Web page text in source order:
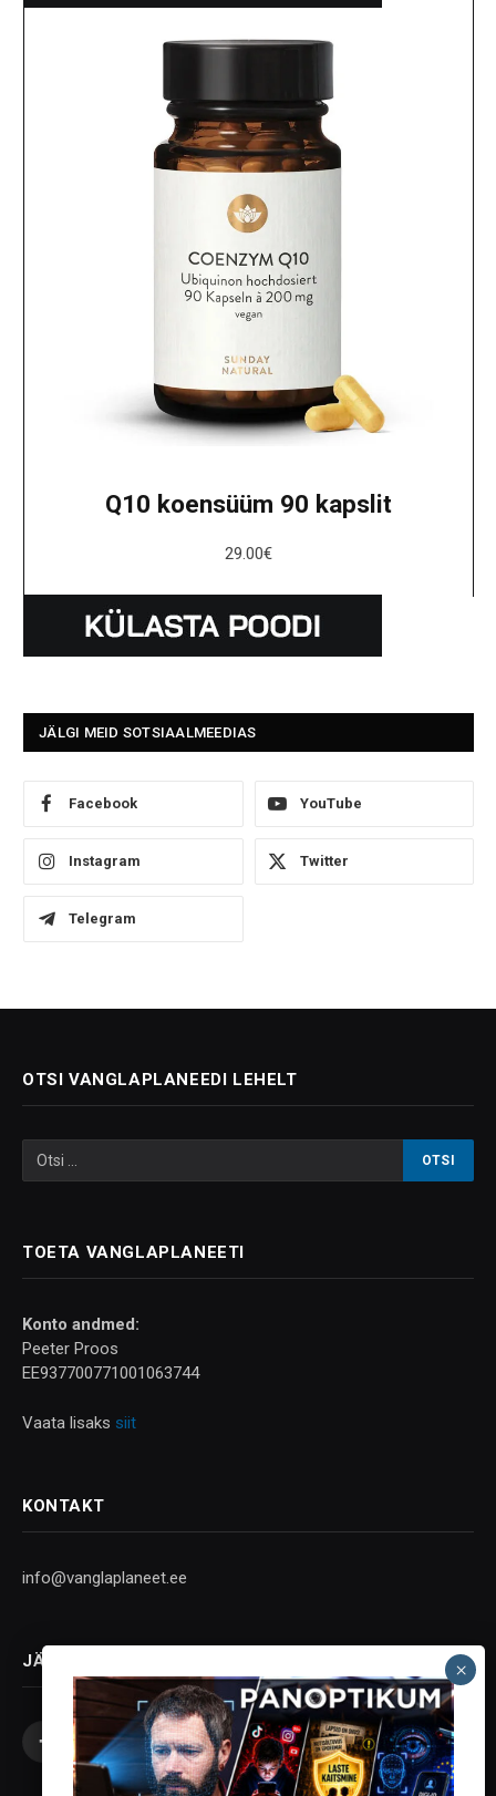
Q10 koensüüm 90 kapslit
29.00€
JÄLGI MEID SOTSIAALMEEDIAS
Facebook YouTube
Instagram Twitter
Telegram
OTSI VANGLAPLANEEDI LEHELT
TOETA VANGLAPLANEETI
Konto andmed:
Peeter Proos
EE937700771001063744
Vaata lisaks siit
KONTAKT
info@vanglaplaneet.ee
JÄLGI SOTSIAALMEEDIAS
Facebook
X
(Twitter)
InstagramYouTubeTelegram